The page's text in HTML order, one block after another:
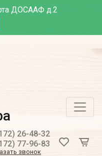
ДОСААФ д.2
26-48-32
77-96-83
звонок